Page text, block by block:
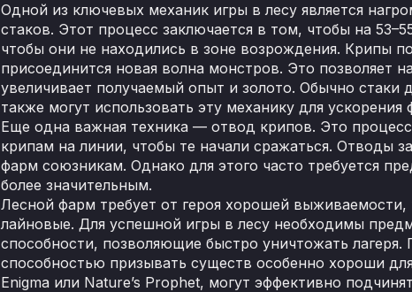
Одной из ключевых механик игры в лесу является
стаков. Этот процесс заключается в том, чтобы на
чтобы они не находились в зоне возрождения. Крипы
присоединится новая волна монстров. Это позволяет
увеличивает получаемый опыт и золото. Обычно
также могут использовать эту механику для ускорения
Еще одна важная техника — отвод крипов. Это
крипам на линии, чтобы те начали сражаться. Отводы
фарм союзникам. Однако для этого часто требуется
более значительным.
Лесной фарм требует от героя хорошей
лайновые. Для успешной игры в лесу необходимы
способности, позволяющие быстро уничтожать
способностью призывать существ особенно хороши
Enigma или Nature’s Prophet, могут эффективно